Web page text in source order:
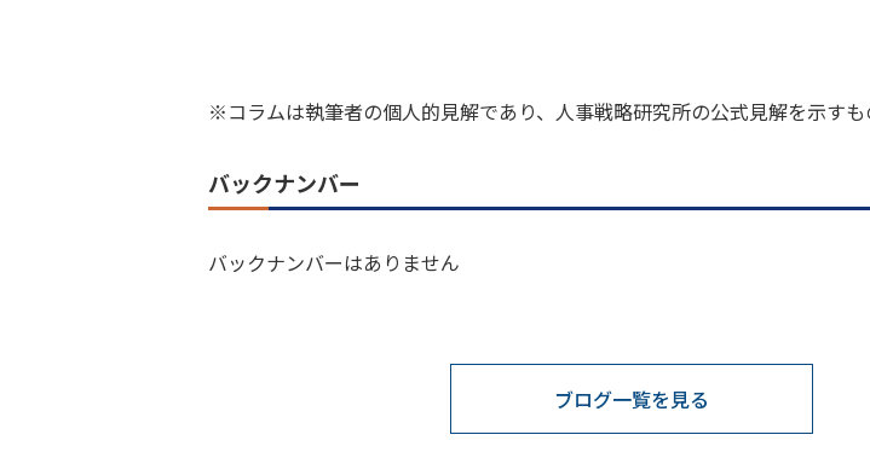
※コラムは執筆者の個人的見解であり、人事戦略研究所の公式見解を示すも
バックナンバー
バックナンバーはありません
ブログ一覧を見る